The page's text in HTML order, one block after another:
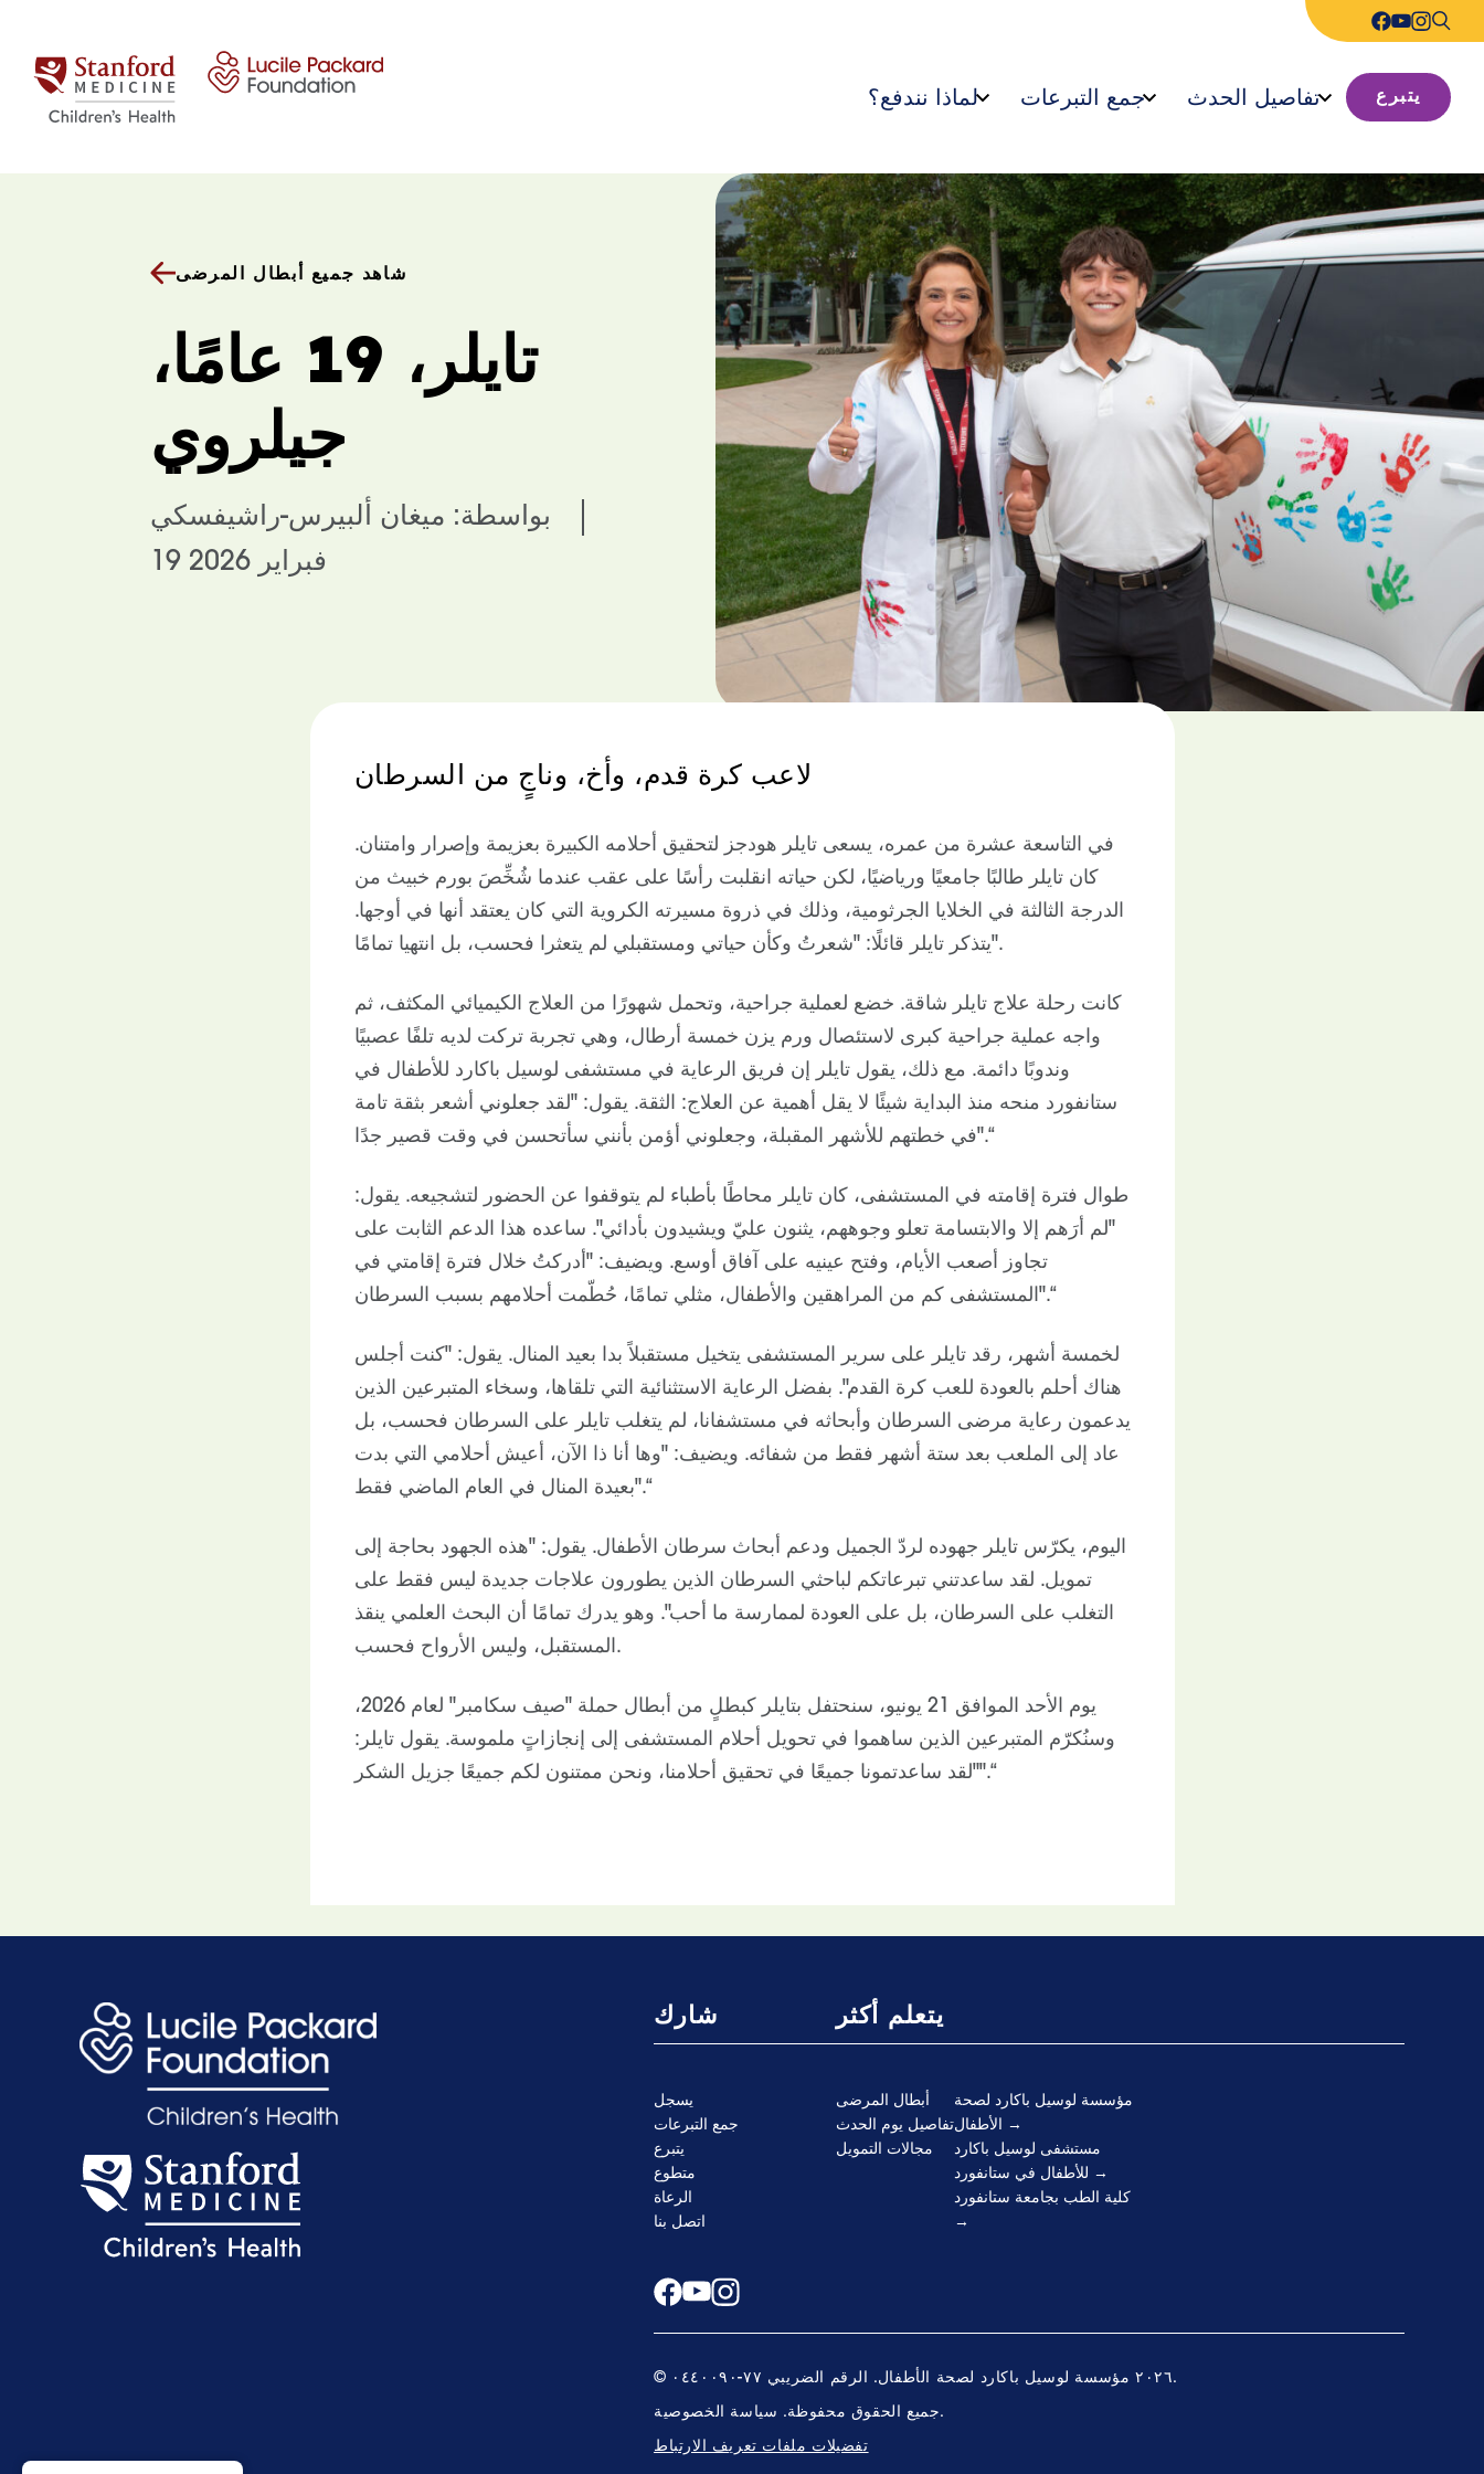
لماذا نندفع؟ جمع التبرعات تفاصيل الحدث يتبرع
شاهد جميع أبطال المرضى
تايلر، 19 عامًا،
بواسطة: ميغان ألبيرس-راشيفسكي
19 فبراير 2026
في التاسعة عشرة من عمره، يسعى تايلر هودجز لتحقيق أحلامه الكبيرة بعزيمة وإصرار وامتنان.
كان تايلر طالبًا جامعيًا ورياضيًا، لكن حياته انقلبت رأسًا على عقب عندما شُخِّصَ بورم خبيث من
الدرجة الثالثة في الخلايا الجرثومية، وذلك في ذروة مسيرته الكروية التي كان يعتقد أنها في أوجها.
يتذكر تايلر قائلًا: "شعرتُ وكأن حياتي ومستقبلي لم يتعثرا فحسب، بل انتهيا تمامًا".
كانت رحلة علاج تايلر شاقة. خضع لعملية جراحية، وتحمل شهورًا من العلاج الكيميائي المكثف، ثم
واجه عملية جراحية كبرى لاستئصال ورم يزن خمسة أرطال، وهي تجربة تركت لديه تلفًا عصبيًا
وندوبًا دائمة. مع ذلك، يقول تايلر إن فريق الرعاية في مستشفى لوسيل باكارد للأطفال في
ستانفورد منحه منذ البداية شيئًا لا يقل أهمية عن العلاج: الثقة. يقول: "لقد جعلوني أشعر بثقة تامة
في خطتهم للأشهر المقبلة، وجعلوني أؤمن بأنني سأتحسن في وقت قصير جدًا".“
طوال فترة إقامته في المستشفى، كان تايلر محاطًا بأطباء لم يتوقفوا عن الحضور لتشجيعه. يقول:
"لم أرَهم إلا والابتسامة تعلو وجوههم، يثنون عليّ ويشيدون بأدائي". ساعده هذا الدعم الثابت على
تجاوز أصعب الأيام، وفتح عينيه على آفاق أوسع. ويضيف: "أدركتُ خلال فترة إقامتي في
المستشفى كم من المراهقين والأطفال، مثلي تمامًا، حُطّمت أحلامهم بسبب السرطان".“
لخمسة أشهر، رقد تايلر على سرير المستشفى يتخيل مستقبلاً بدا بعيد المنال. يقول: "كنت أجلس
هناك أحلم بالعودة للعب كرة القدم". بفضل الرعاية الاستثنائية التي تلقاها، وسخاء المتبرعين الذين
يدعمون رعاية مرضى السرطان وأبحاثه في مستشفانا، لم يتغلب تايلر على السرطان فحسب، بل
عاد إلى الملعب بعد ستة أشهر فقط من شفائه. ويضيف: "وها أنا ذا الآن، أعيش أحلامي التي بدت
بعيدة المنال في العام الماضي فقط".“
اليوم، يكرّس تايلر جهوده لردّ الجميل ودعم أبحاث سرطان الأطفال. يقول: "هذه الجهود بحاجة إلى
تمويل. لقد ساعدتني تبرعاتكم لباحثي السرطان الذين يطورون علاجات جديدة ليس فقط على
التغلب على السرطان، بل على العودة لممارسة ما أحب". وهو يدرك تمامًا أن البحث العلمي ينقذ
المستقبل، وليس الأرواح فحسب.
يوم الأحد الموافق 21 يونيو، سنحتفل بتايلر كبطلٍ من أبطال حملة "صيف سكامبر" لعام 2026،
وسنُكرّم المتبرعين الذين ساهموا في تحويل أحلام المستشفى إلى إنجازاتٍ ملموسة. يقول تايلر:
"لقد ساعدتمونا جميعًا في تحقيق أحلامنا، ونحن ممتنون لكم جميعًا جزيل الشكر".“
شارك
يسجل
جمع التبرعات
يتبرع
متطوع
الرعاة
اتصل بنا
يتعلم أكثر
أبطال المرضى
تفاصيل يوم الحدث
مجالات التمويل
مؤسسة لوسيل باكارد لصحة
مستشفى لوسيل باكارد
كلية الطب بجامعة ستانفورد
© ٢٠٢٦ مؤسسة لوسيل باكارد لصحة الأطفال. الرقم الضريبي ٧٧-٠٤٤٠٠٩٠.
جميع الحقوق محفوظة.سياسة الخصوصية.
تفضيلات ملفات تعريف الارتباط